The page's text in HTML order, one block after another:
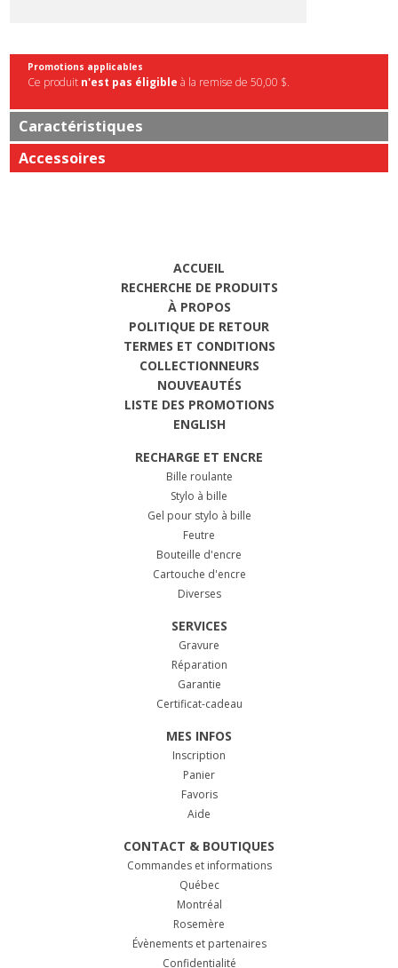
Promotions applicables
Ce produit n'est pas éligible à la remise de 50,00 $.
Caractéristiques
Accessoires
ACCUEIL
RECHERCHE DE PRODUITS
À PROPOS
POLITIQUE DE RETOUR
TERMES ET CONDITIONS
COLLECTIONNEURS
NOUVEAUTÉS
LISTE DES PROMOTIONS
ENGLISH
RECHARGE ET ENCRE
Bille roulante
Stylo à bille
Gel pour stylo à bille
Feutre
Bouteille d'encre
Cartouche d'encre
Diverses
SERVICES
Gravure
Réparation
Garantie
Certificat-cadeau
MES INFOS
Inscription
Panier
Favoris
Aide
CONTACT & BOUTIQUES
Commandes et informations
Québec
Montréal
Rosemère
Évènements et partenaires
Confidentialité